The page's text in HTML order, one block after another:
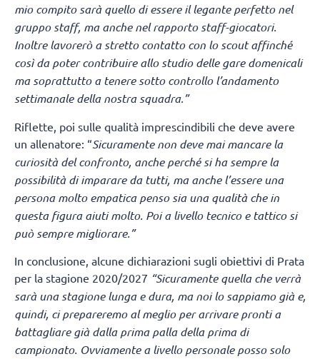
mio compito sarà quello di essere il legante perfetto nel
gruppo staff, ma anche nel rapporto staff-giocatori.
Inoltre lavorerò a stretto contatto con lo scout affinché
così da poter contribuire allo studio delle gare domenicali
ma soprattutto a tenere sotto controllo l’andamento
settimanale della nostra squadra.”
Riflette, poi sulle qualità imprescindibili che deve avere
un allenatore: “Sicuramente non deve mai mancare la
curiosità del confronto, anche perché si ha sempre la
possibilità di imparare da tutti, ma anche l’essere una
persona molto empatica penso sia una qualità che in
questa figura aiuti molto. Poi a livello tecnico e tattico si
può sempre migliorare.”
In conclusione, alcune dichiarazioni sugli obiettivi di Prata
per la stagione 2020/2027 “Sicuramente quella che verrà
sarà una stagione lunga e dura, ma noi lo sappiamo già e,
quindi, ci prepareremo al meglio per arrivare pronti a
battagliare già dalla prima palla della prima di
campionato. Ovviamente a livello personale posso solo